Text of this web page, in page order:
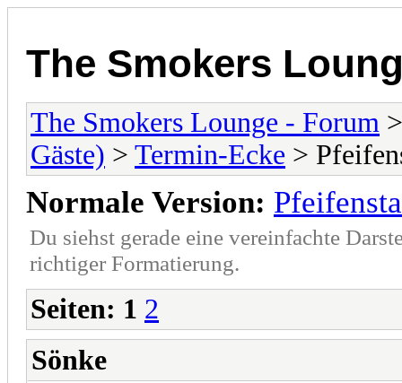
The Smokers
The Smokers Lounge - Forum
Gäste) > Termin-Ecke >
Normale Version:
Du siehst gerade eine vereinfachte
richtiger Formatierung.
Seiten: 1 2
Sönke